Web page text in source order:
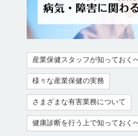
産業保健スタッフが知っておく
様々な産業保健の実務
さまざまな有害業務について
健康診断を行う上で知っておく